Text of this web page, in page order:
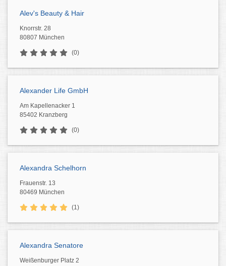
Alev's Beauty & Hair
Knorrstr. 28
80807 München
(0)
Alexander Life GmbH
Am Kapellenacker 1
85402 Kranzberg
(0)
Alexandra Schelhorn
Frauenstr. 13
80469 München
(1)
Alexandra Senatore
Weißenburger Platz 2